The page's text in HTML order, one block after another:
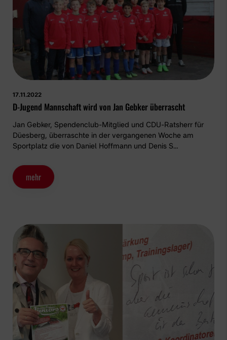
17.11.2022
D-Jugend Mannschaft wird von Jan Gebker überrascht
Jan Gebker, Spendenclub-Mitglied und CDU-Ratsherr für
Düesberg, überraschte in der vergangenen Woche am
Sportplatz die von Daniel Hoffmann und Denis S…
mehr